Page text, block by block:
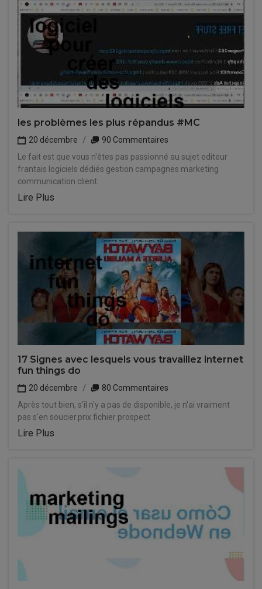
les problèmes les plus répandus #MC
20 décembre
90 Commentaires
Le fait est que vous n'êtes pas passionné au sujet editeur
frantais logiciels dédiés gestion campagnes marketing
communication client.
Lire Plus
17 Signes avec lesquels vous travaillez internet
fun things do
20 décembre
80 Commentaires
Après tout bien, s'il n'y a pas de disponible, je n'ai vraiment
pas s'en soucier.prix fichier prospect
Lire Plus